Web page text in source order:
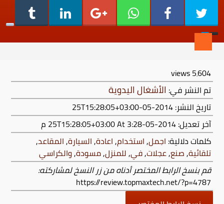
5٬604views
تم النشر في: الأشغال اليدوية
تاريخ النشر: 2014-05-25T15:28:05+03:00
آخر تعديل:2014-05-25T15:28:05+03:00
At 3:28 م
كلمات دلالية: اجمل,استخدام,اعادة,السيارة,المقاعد,
تلقائية,صنع,عجلات,في,للمنزل,مسودة,والكراسي
قم بنسخ الرابط المختصر أدناه من زر النسخ لمشاركته:
https://review.topmaxtech.net/?p=4787